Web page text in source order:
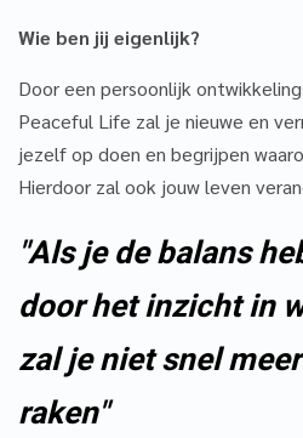
Wie ben jij eigenlijk?
Door een persoonlijk
Peaceful Life zal je nieuwe en
jezelf op doen en begrijpen
Hierdoor zal ook jouw leven
"Als je de balans
door het inzicht in
zal je niet snel
raken"